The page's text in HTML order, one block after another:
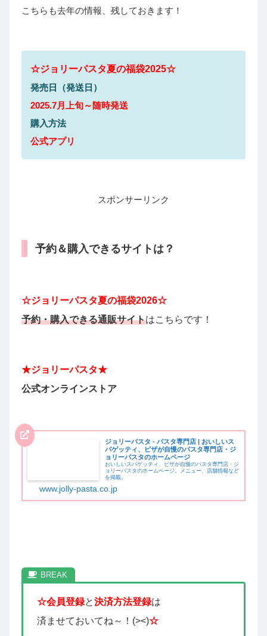
こちらも去年の情報、残しておきます！
☆ジョリーパスタ夏の福袋2025☆
発売日（発送日）
2025.7月上旬～随時発送
購入方法
公式アプリ
スポンサーリンク
予約＆購入できるサイトは？
☆ジョリーパスタ夏の福袋2026☆
予約・購入できる通販サイトはこちらです！
★ジョリーパスタ★
公式オンラインストア
ジョリーパスタ - パスタ専門店 | おいしいス
パゲッティ、ピザが自慢のパスタ専門店・ジ
ョリーパスタのホームページ
おいしいスパゲッティ、ピザが自慢のパスタ専門店・ジ
ョリーパスタのホームページ。メニュー、店舗情報など
を掲載。
www.jolly-pasta.co.jp
☆会員登録と決済方法登録は
済ませておいてね～！(><)☆